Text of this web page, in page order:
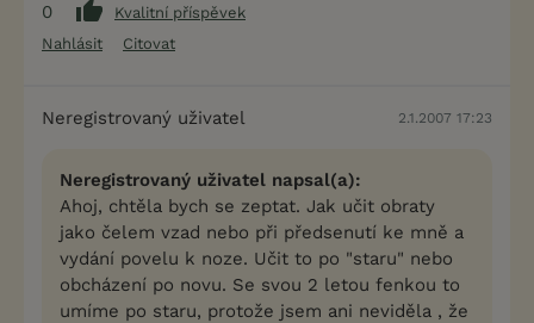
0
Kvalitní příspěvek
Nahlásit
Citovat
Neregistrovaný uživatel 2.1.2007 17:23
Neregistrovaný uživatel napsal(a):
Ahoj, chtěla bych se zeptat. Jak učit obraty
jako čelem vzad nebo při předsenutí ke mně a
vydání povelu k noze. Učit to po "staru" nebo
obcházení po novu. Se svou 2 letou fenkou to
umíme po staru, protože jsem ani neviděla , že